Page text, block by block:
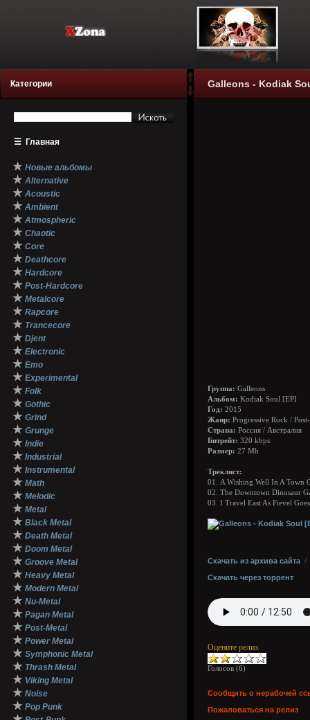
Категории
☰ Главная
★ Новые альбомы
★ Alternative
★ Acoustic
★ Ambient
★ Atmospheric
★ Chaotic
★ Core
★ Deathcore
★ Hardcore
★ Post-Hardcore
★ Metalcore
★ Rapcore
★ Trancecore
★ Djent
★ Electronic
★ Emo
★ Experimental
★ Folk
★ Gothic
★ Grind
★ Grunge
★ Indie
★ Industrial
★ Instrumental
★ Math
★ Melodic
★ Metal
★ Black Metal
★ Death Metal
★ Doom Metal
★ Groove Metal
★ Heavy Metal
★ Modern Metal
★ Nu-Metal
★ Pagan Metal
★ Post-Metal
★ Power Metal
★ Symphonic Metal
★ Thrash Metal
★ Viking Metal
★ Noise
★ Pop Punk
Galleons - Kodiak
Группа: Galleons
Альбом: Kodiak Soul [EP]
Год: 2015
Жанр: Progressive Rock /
Страна: Россия / Австралия
Битрейт: 320 kbps
Размер: 27 Mb
Треклист:
01. A Wishing Well In A Town
02. The Downtown Dinosaur
03. I Travel East As Fievel
Скачать из архива сайта /
Скачать через торрент
Оцените релиз
Голосов (6)
Сообщить о нерабочей
Пожаловаться на релиз